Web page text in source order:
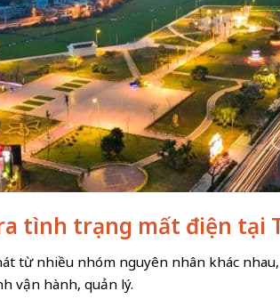
tình trạng mất điện tại
từ nhiều nhóm nguyên nhân khác
vận hành, quản lý.